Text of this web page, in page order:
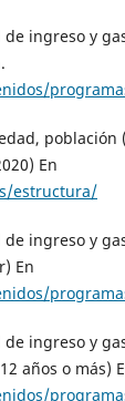
ingreso y
población
En
estructura/
ingreso y
En
ingreso y
años o más)